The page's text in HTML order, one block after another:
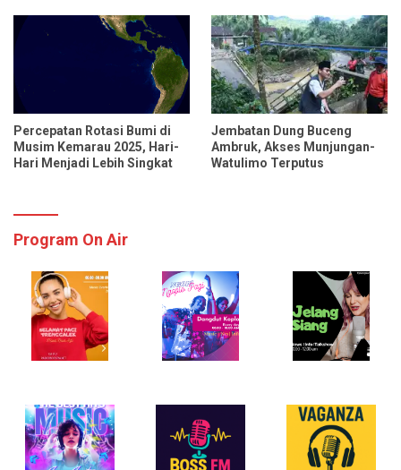
Percepatan Rotasi Bumi di
Musim Kemarau 2025, Hari-
Hari Menjadi Lebih Singkat
Jembatan Dung Buceng
Ambruk, Akses Munjungan-
Watulimo Terputus
Program On Air